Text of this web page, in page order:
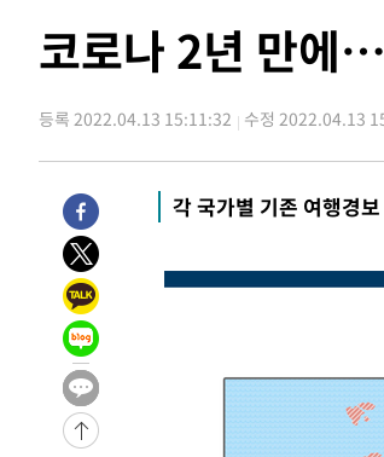
갈 수도
-7135초 전 >낮 최고 37도 찜통더위…곳곳 소나
응"
-2297초 전 >여자배구 이재영·이다영 자매, 아제
-1550초 전 >외국인 심판 성 접대 7경기 들여
-1284초 전 >
[속보]코스닥, 2.86포인트(0.36%)
-1237초 전 >
[속보]코스피, 6200선 약보합
-1217초 전 >
-1106초 전 >
[속보] 노원서 40.1도 관측…서울,
30분 전 >
48분 전 >
49분 전 >
11시간 압수수색에 성접대 파문까지
1시간 전 >
[속보]규제합리화위원회 부위원장에
코로나 2년 만에
등록 2022.04.13 15:11:32 수정 2022.04.13
각 국가별 기존 여행경